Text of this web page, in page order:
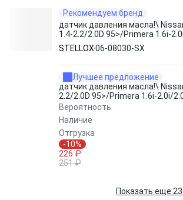
Рекомендуем бренд
датчик давления масла!\
1.4-2.2/2.0D 95>/Primera 1.6i-
88> 06-08030-SX STELLOX
STELLOX06-08030-SX
Лучшее предложение
датчик давления масла!\
2.2/2.0D 95>/Primera 1.6i-2.0i/
Вероятность
Наличие
Отгрузка
-10%
226 ₽
251 ₽
Показать еще